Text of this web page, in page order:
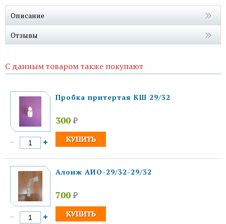
Описание
Отзывы
С данным товаром также покупают
Пробка притертая КШ 29/32
300 ₽
Алонж АИО-29/32-29/32
700 ₽